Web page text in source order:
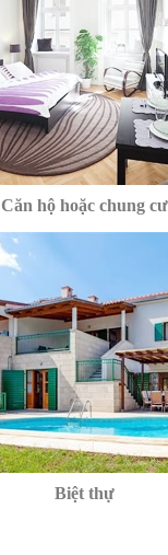
Căn hộ hoặc chung cư
Biệt thự